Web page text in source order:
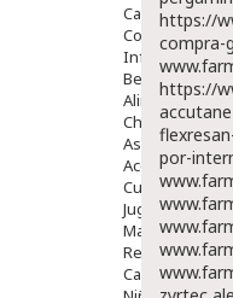
Capilar
Complementos
Infantil
Bebé
Alimentación
Chupetes Y
Aseo Y Baño
Accesorios
Cuidados
Juguetes
Mama
Regalos
Canastilla
https://
compra-
https://
por-